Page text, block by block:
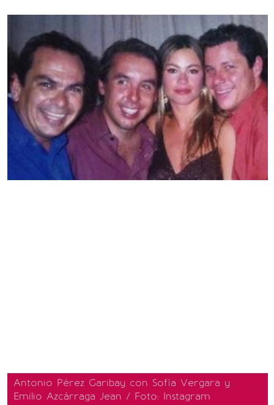
Antonio Pérez Garibay con Sofía Vergara y
Emilio Azcárraga Jean / Foto: Instagram